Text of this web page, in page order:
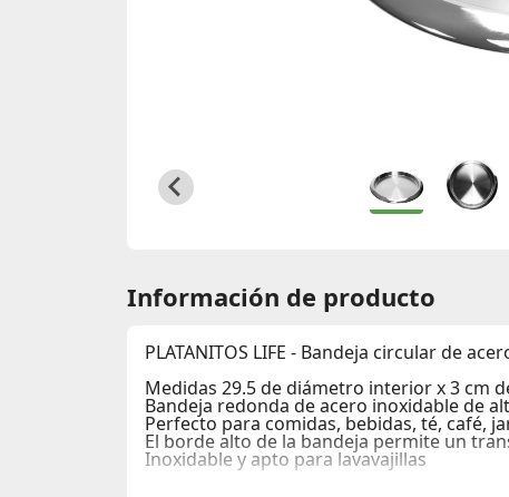
Información de producto
PLATANITOS LIFE - Bandeja circular de
Medidas 29.5 de diámetro interior x 3 cm
Bandeja redonda de acero inoxidable de
Perfecto para comidas, bebidas, té, café,
El borde alto de la bandeja permite un
Inoxidable y apto para lavavajillas